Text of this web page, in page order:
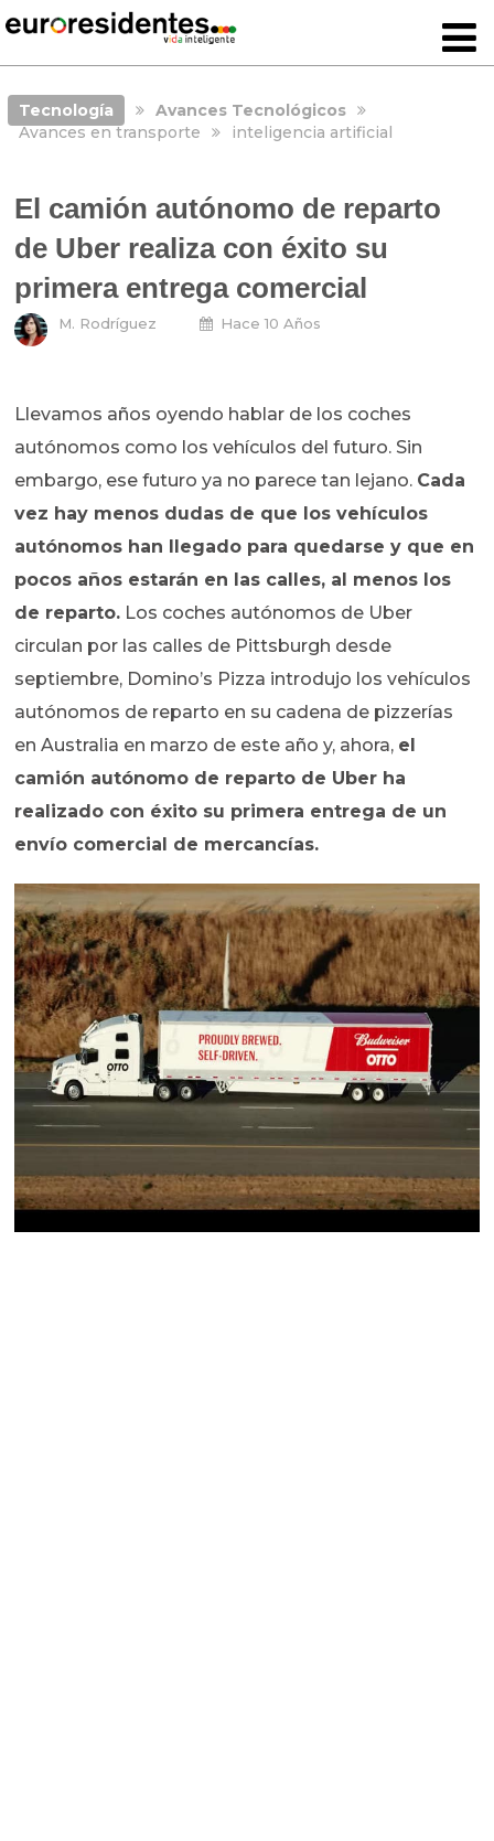
Tecnología
Avances Tecnológicos
Avances en transporte
inteligencia artificial
El camión autónomo de reparto
de Uber realiza con éxito su
primera entrega comercial
M. Rodríguez Hace 10 Años
Llevamos años oyendo hablar de los coches
autónomos como los vehículos del futuro. Sin
embargo, ese futuro ya no parece tan lejano. Cada
vez hay menos dudas de que los vehículos
autónomos han llegado para quedarse y que en
pocos años estarán en las calles, al menos los
de reparto. Los coches autónomos de Uber
circulan por las calles de Pittsburgh desde
septiembre, Domino’s Pizza introdujo los vehículos
autónomos de reparto en su cadena de pizzerías
en Australia en marzo de este año y, ahora, el
camión autónomo de reparto de Uber ha
realizado con éxito su primera entrega de un
envío comercial de mercancías.